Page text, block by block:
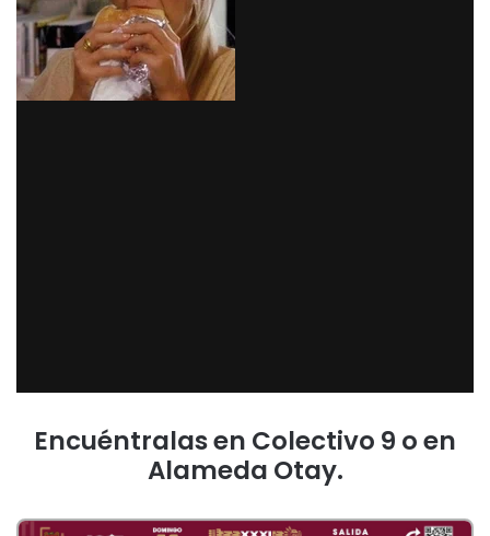
Encuéntralas en Colectivo 9 o en
Alameda Otay.